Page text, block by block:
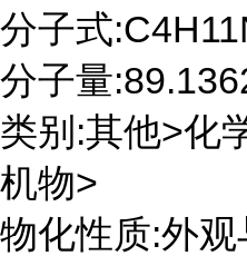
分子式
分子量
类别:其他>化
机物>
物化性质:外